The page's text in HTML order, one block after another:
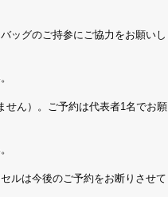
ッグのご持参にご協力をお願いし
せん）。ご予約は代表者1名でお願
ルは今後のご予約をお断りさせて